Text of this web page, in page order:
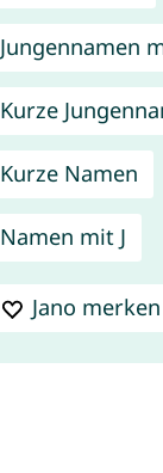
Jungennamen
Kurze
Kurze Namen
Namen mit J
Jano merken